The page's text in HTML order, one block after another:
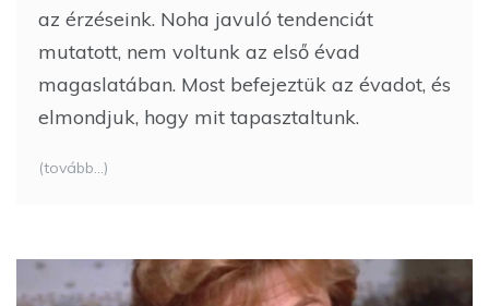
az érzéseink. Noha javuló tendenciát
mutatott, nem voltunk az első évad
magaslatában. Most befejeztük az évadot, és
elmondjuk, hogy mit tapasztaltunk.
(tovább…)